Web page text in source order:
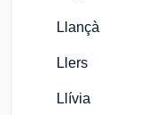
Llançà
Llers
Llívia